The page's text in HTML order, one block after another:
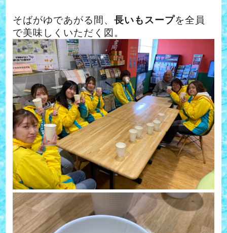
そばがゆであがる間、長いもスープを全員
で美味しくいただく図。